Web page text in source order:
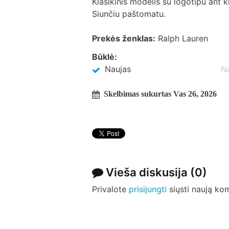
Siunčiu paštomatu.
Prekės ženklas: Ralph Lauren
Būklė:
Naujas
Skelbimas sukurtas Vas 26, 2026
Vieša diskusija (0)
Privalote prisijungti siųsti naują